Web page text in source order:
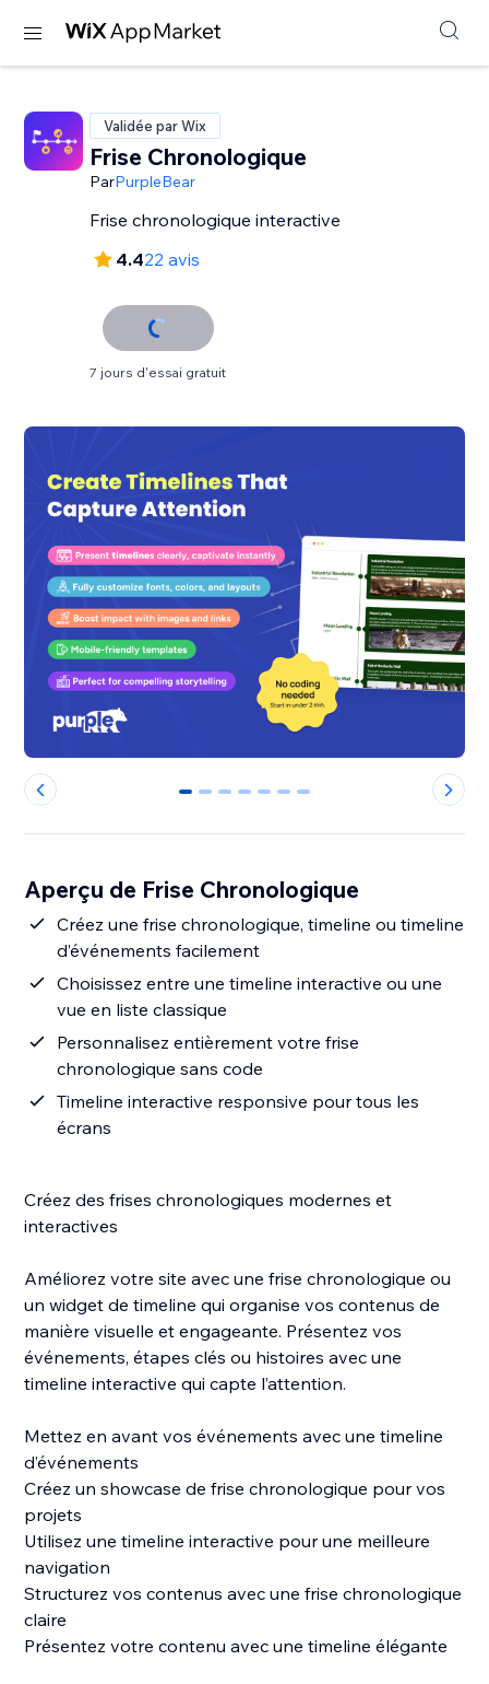
Validée par Wix
Frise Chronologique
ParPurpleBear
Frise chronologique interactive
4.422 avis
7 jours d'essai gratuit
0 1 2 3 4 5 6
Aperçu de Frise Chronologique
Créez une frise chronologique, timeline ou timeline
d’événements facilement
Choisissez entre une timeline interactive ou une
vue en liste classique
Personnalisez entièrement votre frise
chronologique sans code
Timeline interactive responsive pour tous les
écrans
Créez des frises chronologiques modernes et
interactives
Améliorez votre site avec une frise chronologique ou
un widget de timeline qui organise vos contenus de
manière visuelle et engageante. Présentez vos
événements, étapes clés ou histoires avec une
timeline interactive qui capte l’attention.
Mettez en avant vos événements avec une timeline
d’événements
Créez un showcase de frise chronologique pour vos
projets
Utilisez une timeline interactive pour une meilleure
navigation
Structurez vos contenus avec une frise chronologique
claire
Présentez votre contenu avec une timeline élégante